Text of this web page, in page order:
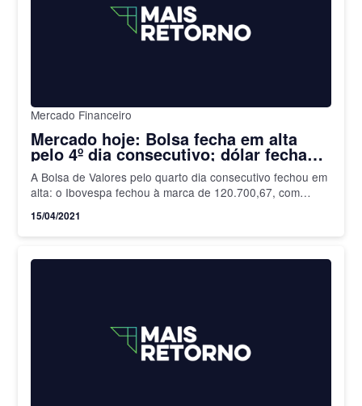
Mercado Financeiro
Mercado hoje: Bolsa fecha em alta
pelo 4º dia consecutivo; dólar fecha
em queda de 0,75%
A Bolsa de Valores pelo quarto dia consecutivo fechou em
alta: o Ibovespa fechou à marca de 120.700,67, com
15/04/2021